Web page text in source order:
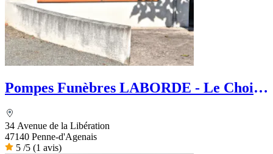
Pompes Funèbres LABORDE - Le Choix
34 Avenue de la Libération
47140 Penne-d'Agenais
5 /5 (1 avis)